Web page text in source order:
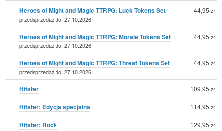
Heroes of Might and Magic TTRPG: Luck Tokens Set
przedsprzedaż do: 27.10.2026
44,95 zł
Heroes of Might and Magic TTRPG: Morale Tokens Set
przedsprzedaż do: 27.10.2026
44,95 zł
Heroes of Might and Magic TTRPG: Threat Tokens Set
przedsprzedaż do: 27.10.2026
44,95 zł
Hitster 109,95 zł
Hitster: Edycja specjalna 114,95 zł
Hitster: Rock 129,95 zł